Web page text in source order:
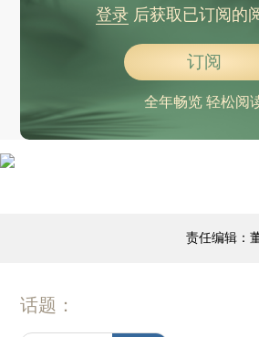
登录后获取已订阅的
订阅
全年畅览 轻松阅
责任编辑：
话题：